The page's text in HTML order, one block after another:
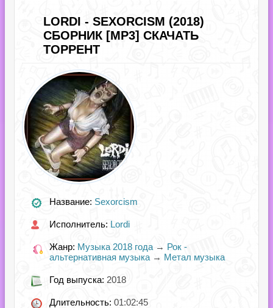
LORDI - SEXORCISM (2018)
СБОРНИК [MP3] СКАЧАТЬ
ТОРРЕНТ
Название: Sexorcism
Исполнитель: Lordi
Жанр: Музыка 2018 года → Рок -
альтернативная музыка → Метал музыка
Год выпуска: 2018
Длительность: 01:02:45